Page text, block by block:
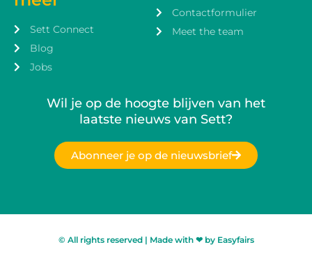
Sett Connect
Blog
Jobs
Contactformulier
Meet the team
Wil je op de hoogte blijven van het
laatste nieuws van Sett?
Abonneer je op de nieuwsbrief
© All rights reserved | Made with ❤ by Easyfairs